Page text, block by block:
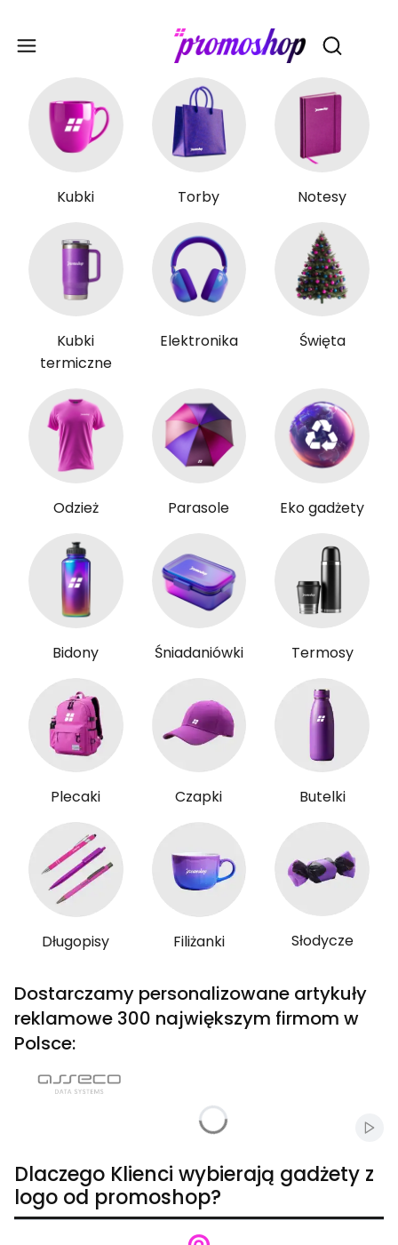
Otwórz
Kubki Torby Notesy
Kubki
termiczne
Elektronika Święta
Odzież Parasole Eko gadżety
Bidony Śniadaniówki Termosy
Plecaki Czapki Butelki
Długopisy Filiżanki Słodycze
Dostarczamy personalizowane artykuły
reklamowe 300 największym firmom w
Polsce:
Dlaczego Klienci wybierają gadżety z
logo od promoshop?